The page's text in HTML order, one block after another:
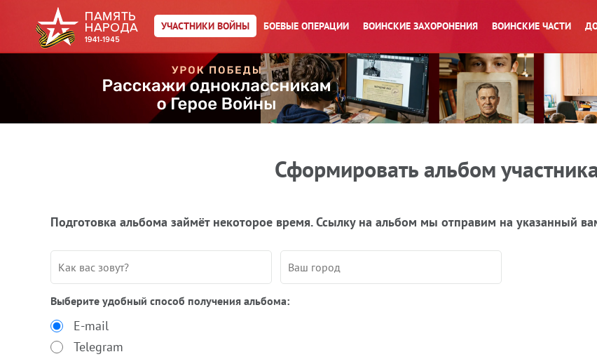
УЧАСТНИКИ ВОЙНЫ БОЕВЫЕ ОПЕРАЦИИ ВОИНСКИЕ ЗАХОРОНЕНИЯ ВОИНСКИЕ ЧАСТИ
Сформировать альбом
Подготовка альбома займёт некоторое время. Ссылку на альбом мы отправим на указанный
Выберите удобный способ получения альбома:
E-mail
Telegram